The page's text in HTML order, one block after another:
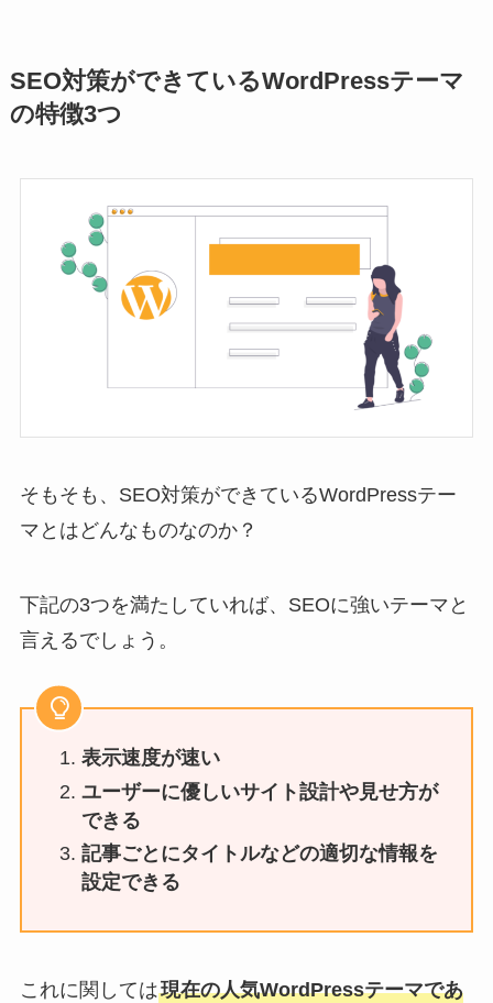
SEO対策ができているWordPressテーマ
の特徴3つ
そもそも、SEO対策ができているWordPressテー
マとはどんなものなのか？
下記の3つを満たしていれば、SEOに強いテーマと
言えるでしょう。
表示速度が速い
ユーザーに優しいサイト設計や見せ方が
できる
記事ごとにタイトルなどの適切な情報を
設定できる
これに関しては現在の人気WordPressテーマであ